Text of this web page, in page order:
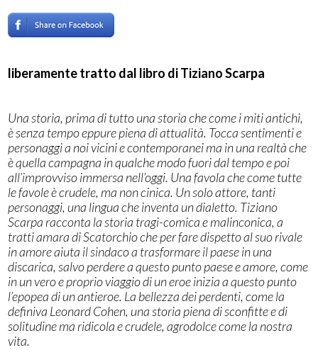
liberamente tratto dal libro di Tiziano Scarpa
Una storia, prima di tutto una storia che come i miti antichi,
è senza tempo eppure piena di attualità. Tocca sentimenti e
personaggi a noi vicini e contemporanei ma in una realtà che
è quella campagna in qualche modo fuori dal tempo e poi
all’improvviso immersa nell’oggi. Una favola che come tutte
le favole è crudele, ma non cinica. Un solo attore, tanti
personaggi, una lingua che inventa un dialetto. Tiziano
Scarpa racconta la storia tragi-comica e malinconica, a
tratti amara di Scatorchio che per fare dispetto al suo rivale
in amore aiuta il sindaco a trasformare il paese in una
discarica, salvo perdere a questo punto paese e amore, come
in un vero e proprio viaggio di un eroe inizia a questo punto
l’epopea di un antieroe. La bellezza dei perdenti, come la
definiva Leonard Cohen, una storia piena di sconfitte e di
solitudine ma ridicola e crudele, agrodolce come la nostra
vita.